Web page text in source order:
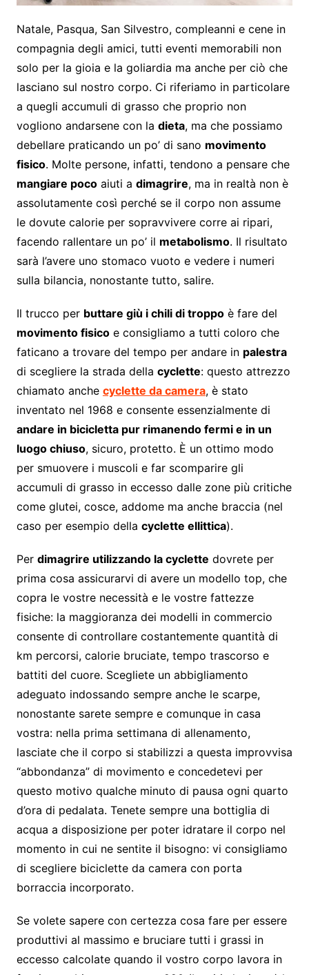
Natale, Pasqua, San Silvestro, compleanni e cene in
compagnia degli amici, tutti eventi memorabili non
solo per la gioia e la goliardia ma anche per ciò che
lasciano sul nostro corpo. Ci riferiamo in particolare
a quegli accumuli di grasso che proprio non
vogliono andarsene con la dieta, ma che possiamo
debellare praticando un po’ di sano movimento
fisico. Molte persone, infatti, tendono a pensare che
mangiare pocoaiuti a dimagrire, ma in realtà non è
assolutamente così perché se il corpo non assume
le dovute calorie per sopravvivere corre ai ripari,
facendo rallentare un po’ il metabolismo. Il risultato
sarà l’avere uno stomaco vuoto e vedere i numeri
sulla bilancia, nonostante tutto, salire.
Il trucco per buttare giù i chili di troppoè fare del
movimento fisicoe consigliamo a tutti coloro che
faticano a trovare del tempo per andare in palestra
di scegliere la strada della cyclette: questo attrezzo
chiamato anche cyclette da camera, è stato
inventato nel 1968 e consente essenzialmente di
andare in bicicletta pur rimanendo fermi e in un
luogo chiuso, sicuro, protetto. È un ottimo modo
per smuovere i muscoli e far scomparire gli
accumuli di grasso in eccesso dalle zone più critiche
come glutei, cosce, addome ma anche braccia (nel
caso per esempio della cyclette ellittica).
Per dimagrire utilizzando la cyclette dovrete per
prima cosa assicurarvi di avere un modello top, che
copra le vostre necessità e le vostre fattezze
fisiche: la maggioranza dei modelli in commercio
consente di controllare costantemente quantità di
km percorsi, calorie bruciate, tempo trascorso e
battiti del cuore. Scegliete un abbigliamento
adeguato indossando sempre anche le scarpe,
nonostante sarete sempre e comunque in casa
vostra: nella prima settimana di allenamento,
lasciate che il corpo si stabilizzi a questa improvvisa
“abbondanza” di movimento e concedetevi per
questo motivo qualche minuto di pausa ogni quarto
d’ora di pedalata. Tenete sempre una bottiglia di
acqua a disposizione per poter idratare il corpo nel
momento in cui ne sentite il bisogno: vi consigliamo
di scegliere biciclette da camera con porta
borraccia incorporato.
Se volete sapere con certezza cosa fare per essere
produttivi al massimo e bruciare tutti i grassi in
eccesso calcolate quando il vostro corpo lavora in